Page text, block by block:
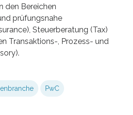
den Bereichen
prüfungsnahe
Steuerberatung (Tax)
Transaktions-, Prozess- und
PwC